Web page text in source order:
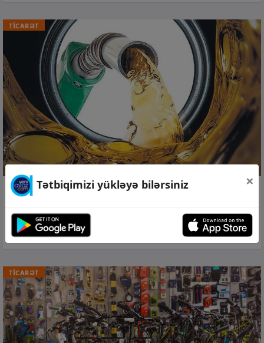
TİCARƏT
07 avq 2026, 15:56
Azərbaycan dizeli Ermənistana neçəyə
satıb?
TİCARƏT
Tətbiqimizi yükləyə bilərsiniz ×